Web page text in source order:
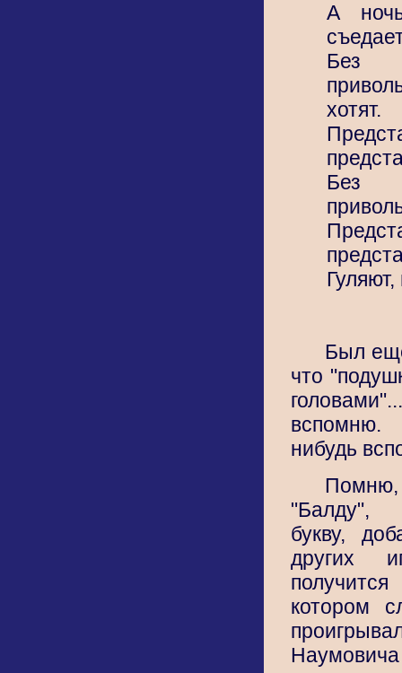
А
Без
хотят.
Без
Гуляют,
Был
что
вспомню.
нибудь
"Балду",
букву,
других
котором